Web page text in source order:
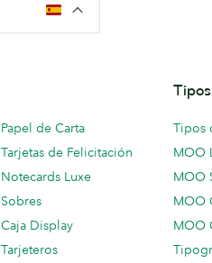
Papel de Carta
Tarjetas de Felicitación
Notecards Luxe
Sobres
Caja Display
Tarjeteros
Tipos
MOO
MOO
MOO
MOO